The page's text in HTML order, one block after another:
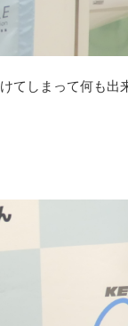
てしまって何も出